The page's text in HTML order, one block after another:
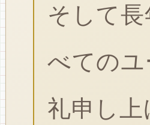
そして
べての
礼申し上